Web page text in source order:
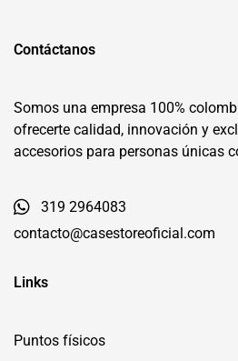
Contáctanos
Somos una empresa 100%
ofrecerte calidad, innovación y
accesorios para personas únicas
319 2964083
contacto@casestoreoficial.com
Links
Puntos físicos